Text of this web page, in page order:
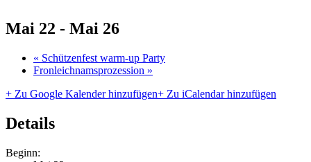
Mai 22 - Mai 26
« Schützenfest warm-up Party
Fronleichnamsprozession »
+ Zu Google Kalender hinzufügen+ Zu iCalendar hinzufügen
Details
Beginn: